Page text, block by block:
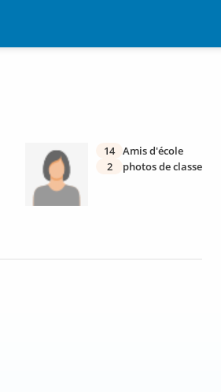
14 Amis d'école
2
photos de classe